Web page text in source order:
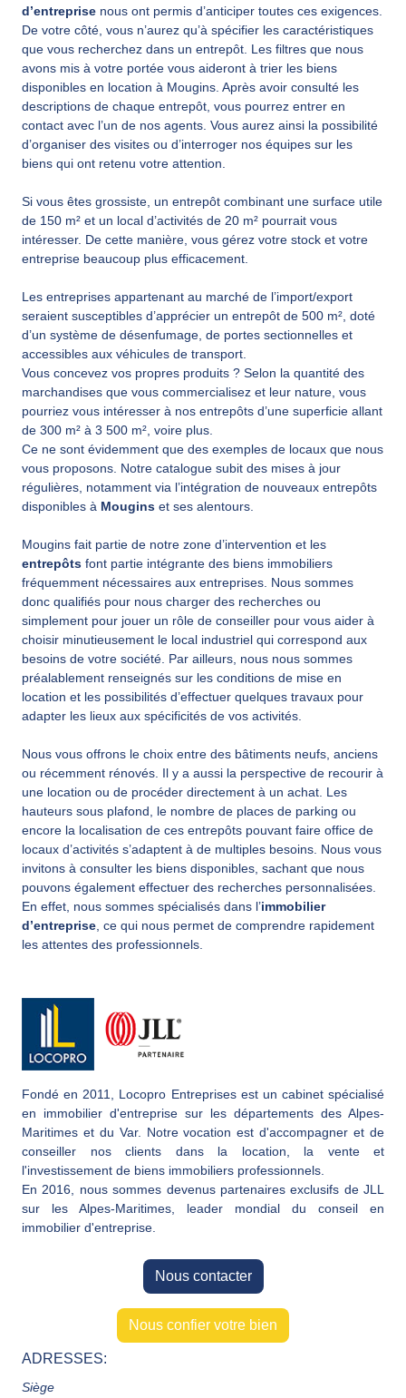
d’entreprise nous ont permis d’anticiper toutes ces exigences.
De votre côté, vous n’aurez qu’à spécifier les caractéristiques
que vous recherchez dans un entrepôt. Les filtres que nous
avons mis à votre portée vous aideront à trier les biens
disponibles en location à Mougins. Après avoir consulté les
descriptions de chaque entrepôt, vous pourrez entrer en
contact avec l’un de nos agents. Vous aurez ainsi la possibilité
d’organiser des visites ou d’interroger nos équipes sur les
biens qui ont retenu votre attention.
Si vous êtes grossiste, un entrepôt combinant une surface utile
de 150 m² et un local d’activités de 20 m² pourrait vous
intéresser. De cette manière, vous gérez votre stock et votre
entreprise beaucoup plus efficacement.
Les entreprises appartenant au marché de l’import/export
seraient susceptibles d’apprécier un entrepôt de 500 m², doté
d’un système de désenfumage, de portes sectionnelles et
accessibles aux véhicules de transport.
Vous concevez vos propres produits ? Selon la quantité des
marchandises que vous commercialisez et leur nature, vous
pourriez vous intéresser à nos entrepôts d’une superficie allant
de 300 m² à 3 500 m², voire plus.
Ce ne sont évidemment que des exemples de locaux que nous
vous proposons. Notre catalogue subit des mises à jour
régulières, notamment via l’intégration de nouveaux entrepôts
disponibles à Mougins et ses alentours.
Mougins fait partie de notre zone d’intervention et les
entrepôts font partie intégrante des biens immobiliers
fréquemment nécessaires aux entreprises. Nous sommes
donc qualifiés pour nous charger des recherches ou
simplement pour jouer un rôle de conseiller pour vous aider à
choisir minutieusement le local industriel qui correspond aux
besoins de votre société. Par ailleurs, nous nous sommes
préalablement renseignés sur les conditions de mise en
location et les possibilités d’effectuer quelques travaux pour
adapter les lieux aux spécificités de vos activités.
Nous vous offrons le choix entre des bâtiments neufs, anciens
ou récemment rénovés. Il y a aussi la perspective de recourir à
une location ou de procéder directement à un achat. Les
hauteurs sous plafond, le nombre de places de parking ou
encore la localisation de ces entrepôts pouvant faire office de
locaux d’activités s’adaptent à de multiples besoins. Nous vous
invitons à consulter les biens disponibles, sachant que nous
pouvons également effectuer des recherches personnalisées.
En effet, nous sommes spécialisés dans l’immobilier
d’entreprise , ce qui nous permet de comprendre rapidement
les attentes des professionnels.
Fondé en 2011, Locopro Entreprises est un cabinet spécialisé
en immobilier d'entreprise sur les départements des Alpes-
Maritimes et du Var. Notre vocation est d'accompagner et de
conseiller nos clients dans la location, la vente et
l'investissement de biens immobiliers professionnels.
En 2016, nous sommes devenus partenaires exclusifs de JLL
sur les Alpes-Maritimes, leader mondial du conseil en
immobilier d'entreprise.
Nous contacter
Nous confier votre bien
ADRESSES:
Siège